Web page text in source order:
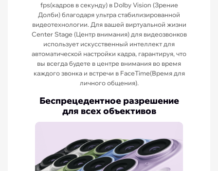
fps(кадров в секунду) в Dolby Vision (Зрение
Долби) благодаря ультра стабилизированной
видеотехнологии. Для вашей виртуальной жизни
Center Stage (Центр внимания) для видеозвонков
использует искусственный интеллект для
автоматической настройки кадра, гарантируя, что
вы всегда будете в центре внимания во время
каждого звонка и встречи в FaceTime(Время для
личного общения).
Беспрецедентное разрешение
для всех объективов